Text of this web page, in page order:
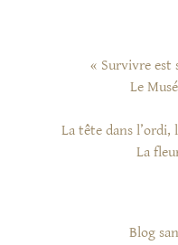
« Survivre est
Le
La tête dans l’ordi,
La
Blog